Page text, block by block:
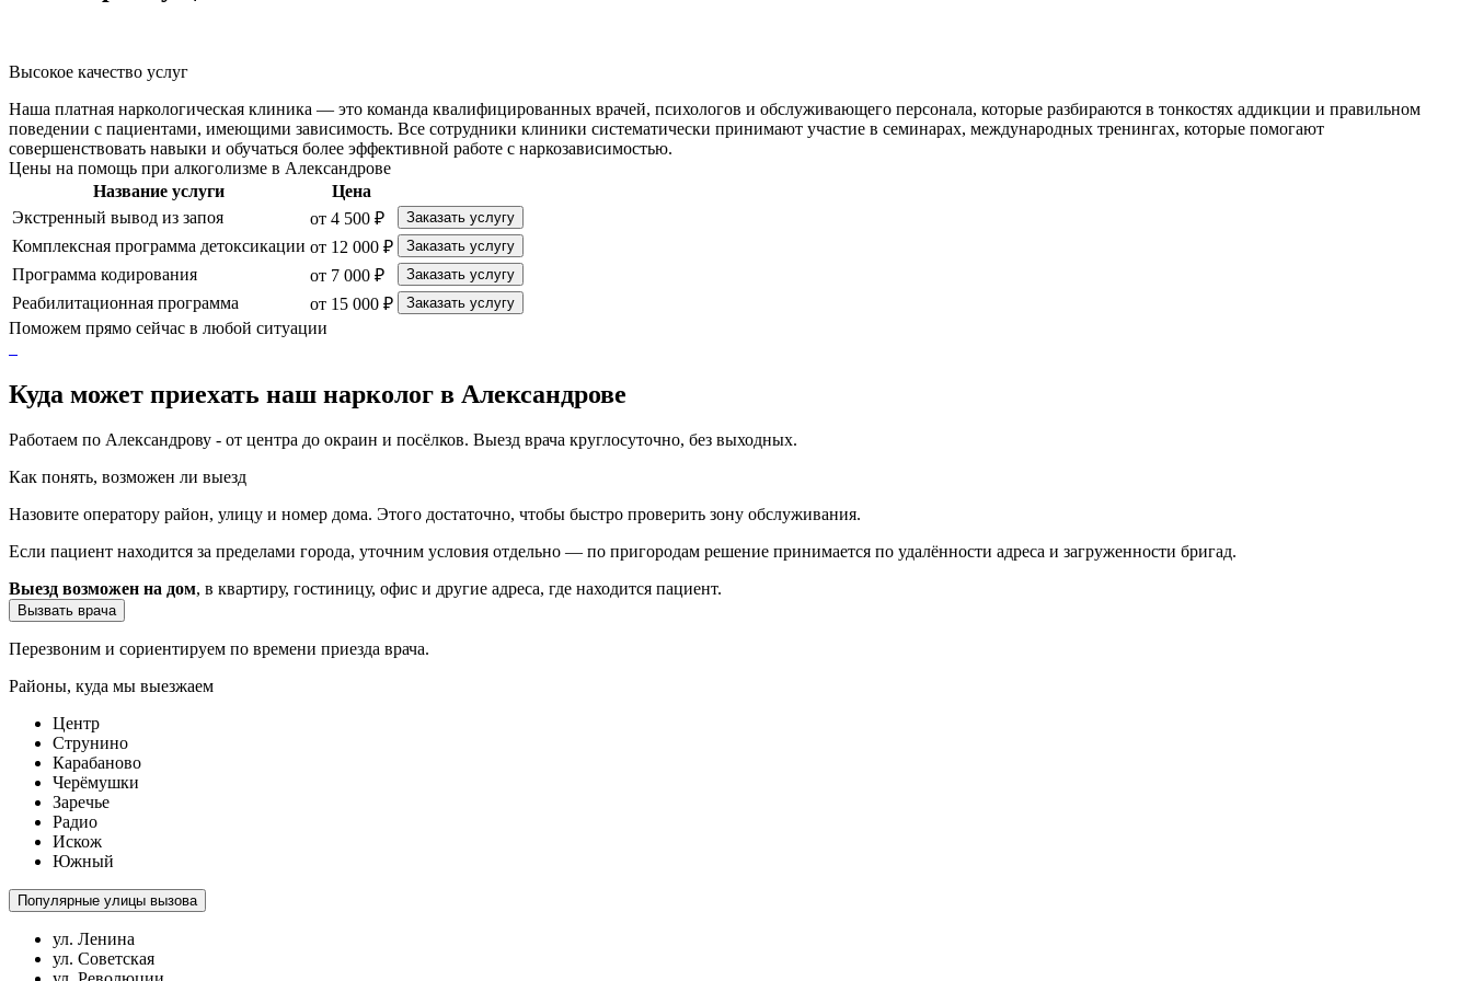
Высокое качество услуг
Наша платная наркологическая клиника — это команда квалифицированных врачей, психологов и обслуживающего персонала, которые разбираются в тонкостях аддикции и правильном
поведении с пациентами, имеющими зависимость. Все сотрудники клиники систематически принимают участие в семинарах, международных тренингах, которые помогают
совершенствовать навыки и обучаться более эффективной работе с наркозависимостью.
Цены на помощь при алкоголизме в Александрове
Название услуги
Цена
Экстренный вывод из запоя
от 4 500 ₽ Заказать услугу
Комплексная программа детоксикации от 12 000 ₽ Заказать услугу
Программа кодирования от 7 000 ₽ Заказать услугу
Реабилитационная программа от 15 000 ₽ Заказать услугу
Поможем прямо сейчас в любой ситуации
Куда может приехать наш нарколог в Александрове
Работаем по Александрову - от центра до окраин и посёлков. Выезд врача круглосуточно, без выходных.
Как понять, возможен ли выезд
Назовите оператору район, улицу и номер дома. Этого достаточно, чтобы быстро проверить зону обслуживания.
Если пациент находится за пределами города, уточним условия отдельно — по пригородам решение принимается по удалённости адреса и загруженности бригад.
Выезд возможен на дом, в квартиру, гостиницу, офис и другие адреса, где находится пациент.
Вызвать врача
Перезвоним и сориентируем по времени приезда врача.
Районы, куда мы выезжаем
Центр
Струнино
Карабаново
Черёмушки
Заречье
Радио
Искож
Южный
Популярные улицы вызова
ул. Ленина
ул. Советская